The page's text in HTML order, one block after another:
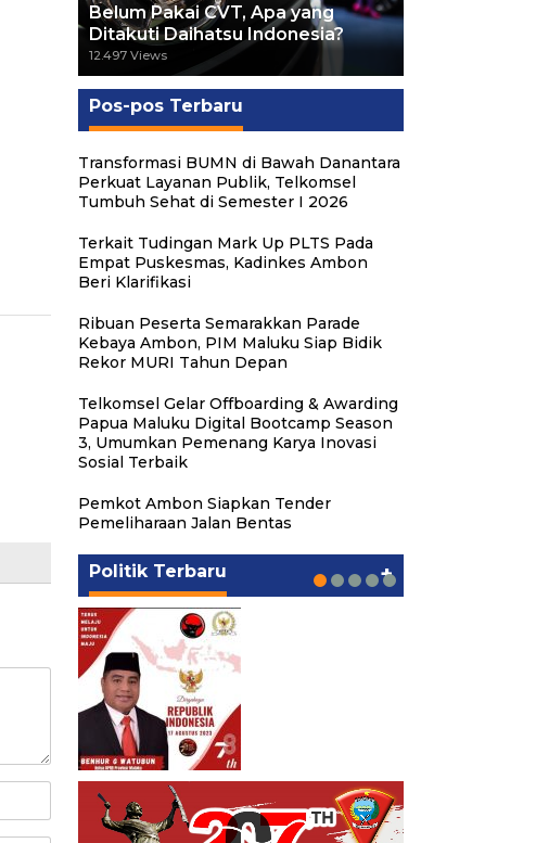
Belum Pakai CVT, Apa yang
Ditakuti Daihatsu Indonesia?
12.497 Views
Pos-pos Terbaru
Transformasi BUMN di Bawah Danantara
Perkuat Layanan Publik, Telkomsel
Tumbuh Sehat di Semester I 2026
Terkait Tudingan Mark Up PLTS Pada
Empat Puskesmas, Kadinkes Ambon
Beri Klarifikasi
Ribuan Peserta Semarakkan Parade
Kebaya Ambon, PIM Maluku Siap Bidik
Rekor MURI Tahun Depan
Telkomsel Gelar Offboarding & Awarding
Papua Maluku Digital Bootcamp Season
3, Umumkan Pemenang Karya Inovasi
Sosial Terbaik
Pemkot Ambon Siapkan Tender
Pemeliharaan Jalan Bentas
Politik Terbaru +
Michael Wattimena : Blok
Masela Mulai Bergerak di Era
Politik | Juni 24, 2026
Hukum ESDM, Michael
Wattimena Perkuat Sinergi
Politik | Juni 24, 2026
Ratusan Warga Nikmati
Pelayanan Sosial dan
Politik | Mei 17, 2026
PKS Targetkan Peningkatan
Kursi Legislatif dan Kepala
Politik | Agustus 24, 2025
Gubernur Maluku Harap PKS
Terus Bertransformasi dalam
Politik | Agustus 24, 2025